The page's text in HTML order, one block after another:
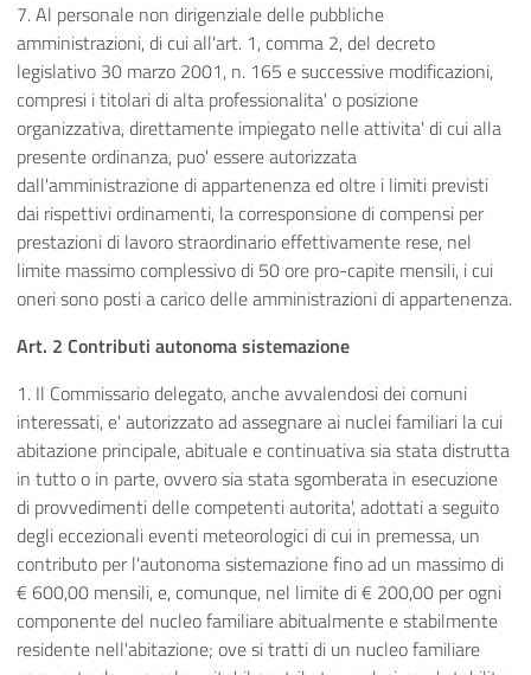
7. Al personale non dirigenziale delle pubbliche
amministrazioni, di cui all'art. 1, comma 2, del decreto
legislativo 30 marzo 2001, n. 165 e successive modificazioni,
compresi i titolari di alta professionalita' o posizione
organizzativa, direttamente impiegato nelle attivita' di cui alla
presente ordinanza, puo' essere autorizzata
dall'amministrazione di appartenenza ed oltre i limiti previsti
dai rispettivi ordinamenti, la corresponsione di compensi per
prestazioni di lavoro straordinario effettivamente rese, nel
limite massimo complessivo di 50 ore pro-capite mensili, i cui
oneri sono posti a carico delle amministrazioni di appartenenza.
Art. 2 Contributi autonoma sistemazione
1. Il Commissario delegato, anche avvalendosi dei comuni
interessati, e' autorizzato ad assegnare ai nuclei familiari la cui
abitazione principale, abituale e continuativa sia stata distrutta
in tutto o in parte, ovvero sia stata sgomberata in esecuzione
di provvedimenti delle competenti autorita', adottati a seguito
degli eccezionali eventi meteorologici di cui in premessa, un
contributo per l'autonoma sistemazione fino ad un massimo di
€ 600,00 mensili, e, comunque, nel limite di € 200,00 per ogni
componente del nucleo familiare abitualmente e stabilmente
residente nell'abitazione; ove si tratti di un nucleo familiare